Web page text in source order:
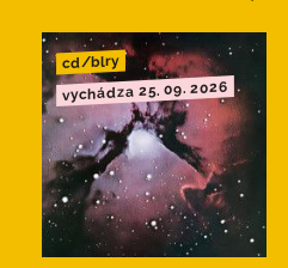
cd/blry
vychádza 25. 09. 2026